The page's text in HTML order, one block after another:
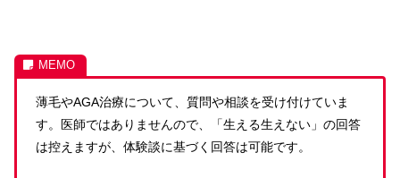
薄毛やAGA治療について、質問や相談を受け付けていま
す。医師ではありませんので、「生える生えない」の回答
は控えますが、体験談に基づく回答は可能です。